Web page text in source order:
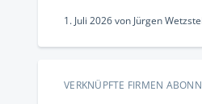
1. Juli 2026von Jürgen
VERKNÜPFTE FIRMEN